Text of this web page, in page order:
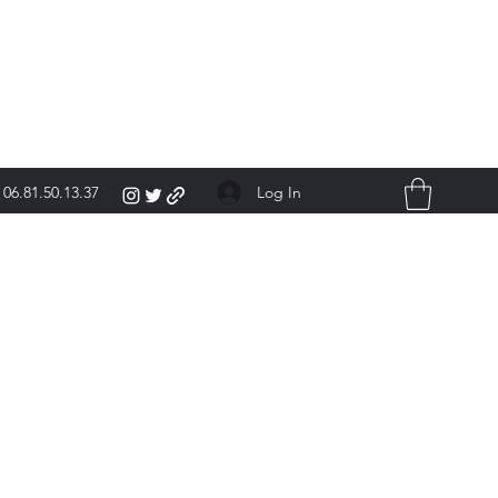
06.81.50.13.37 Log In